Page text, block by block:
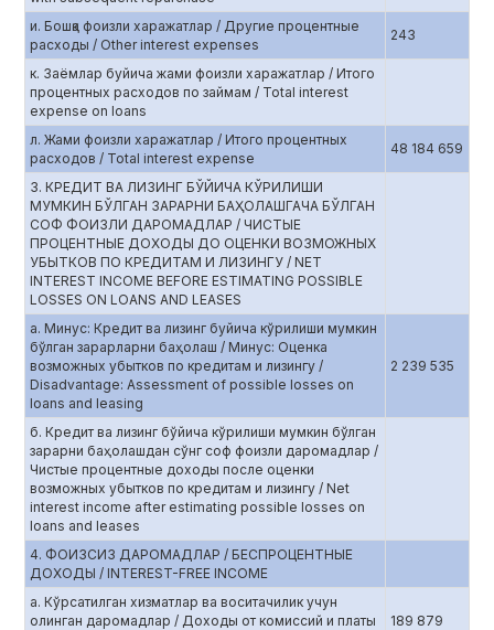
и. Бошқа фоизли харажатлар / Другие процентные
расходы / Other interest expenses
243
к. Заёмлар буйича жами фоизли харажатлар / Итого
процентных расходов по займам / Total interest
expense on loans
л. Жами фоизли харажатлар / Итого процентных
расходов / Total interest expense
48 184 659
3. КРЕДИТ ВА ЛИЗИНГ БЎЙИЧА КЎРИЛИШИ
МУМКИН БЎЛГАН ЗАРАРНИ БАҲОЛАШГАЧА БЎЛГАН
СОФ ФОИЗЛИ ДАРОМАДЛАР / ЧИСТЫЕ
ПРОЦЕНТНЫЕ ДОХОДЫ ДО ОЦЕНКИ ВОЗМОЖНЫХ
УБЫТКОВ ПО КРЕДИТАМ И ЛИЗИНГУ / NET
INTEREST INCOME BEFORE ESTIMATING POSSIBLE
LOSSES ON LOANS AND LEASES
а. Минус: Кредит ва лизинг буйича кўрилиши мумкин
бўлган зарарларни баҳолаш / Минус: Оценка
возможных убытков по кредитам и лизингу /
Disadvantage: Assessment of possible losses on
loans and leasing
2 239 535
б. Кредит ва лизинг бўйича кўрилиши мумкин бўлган
зарарни баҳолашдан сўнг соф фоизли даромадлар /
Чистые процентные доходы после оценки
возможных убытков по кредитам и лизингу / Net
interest income after estimating possible losses on
loans and leases
4. ФОИЗСИЗ ДАРОМАДЛАР / БЕСПРОЦЕНТНЫЕ
ДОХОДЫ / INTEREST-FREE INCOME
а. Кўрсатилган хизматлар ва воситачилик учун
олинган даромадлар / Доходы от комиссий и платы
189 879